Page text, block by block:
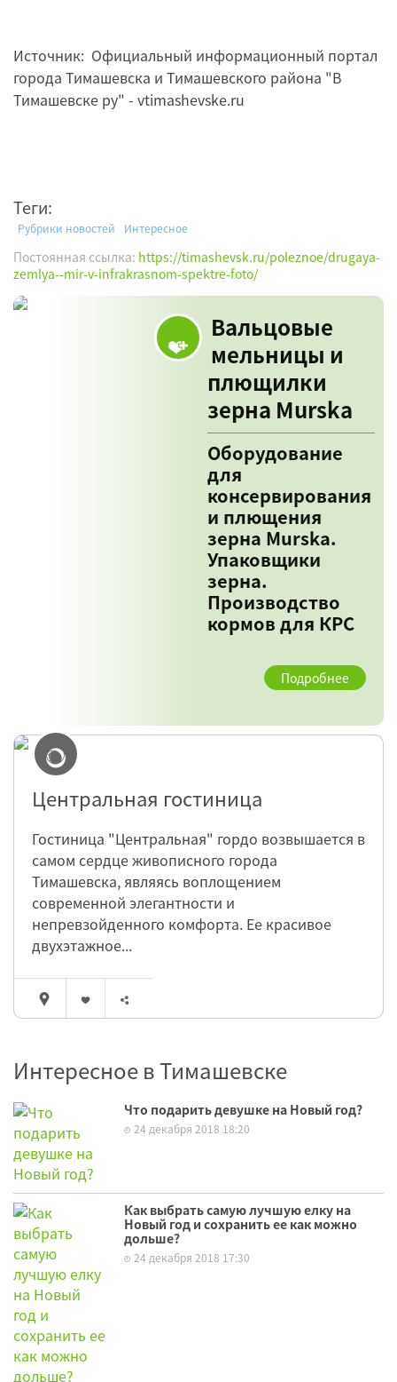
Источник: Официальный информационный портал
города Тимашевска и Тимашевского района "В
Тимашевске ру" - vtimashevske.ru
Теги:
Рубрики новостей Интересное
Постоянная ссылка: https://timashevsk.ru/poleznoe/drugaya-
zemlya--mir-v-infrakrasnom-spektre-foto/
Вальцовые
мельницы и
плющилки
зерна Murska
Оборудование
для
консервирования
и плющения
зерна Murska.
Упаковщики
зерна.
Производство
кормов для КРС
Подробнее
Центральная гостиница
Гостиница "Центральная" гордо возвышается в
самом сердце живописного города
Тимашевска, являясь воплощением
современной элегантности и
непревзойденного комфорта. Ее красивое
двухэтажное...
Интересное в Тимашевске
Что подарить девушке на Новый год?
24 декабря 2018 18:20
Как выбрать самую лучшую елку на
Новый год и сохранить ее как можно
дольше?
24 декабря 2018 17:30